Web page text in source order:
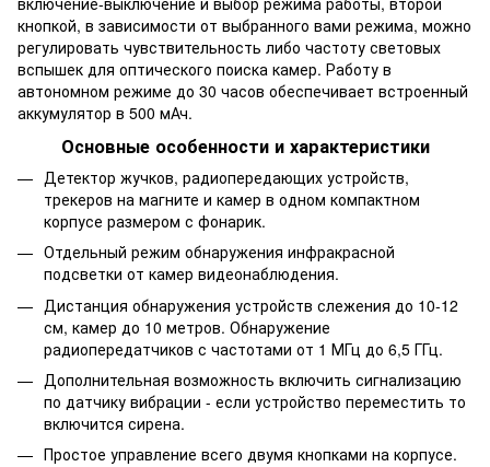
кнопкой, в зависимости от выбранного вами режима, можно
регулировать чувствительность либо частоту световых
вспышек для оптического поиска камер. Работу в
автономном режиме до 30 часов обеспечивает встроенный
аккумулятор в 500 мАч.
Основные особенности и характеристики
Детектор жучков, радиопередающих устройств,
трекеров на магните и камер в одном компактном
корпусе размером с фонарик.
Отдельный режим обнаружения инфракрасной
подсветки от камер видеонаблюдения.
Дистанция обнаружения устройств слежения до 10-12
см, камер до 10 метров. Обнаружение
радиопередатчиков с частотами от 1 МГц до 6,5 ГГц.
Дополнительная возможность включить сигнализацию
по датчику вибрации - если устройство переместить то
включится сирена.
Простое управление всего двумя кнопками на корпусе.